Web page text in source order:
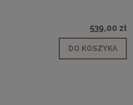
539,00 zł
DO KOSZYKA